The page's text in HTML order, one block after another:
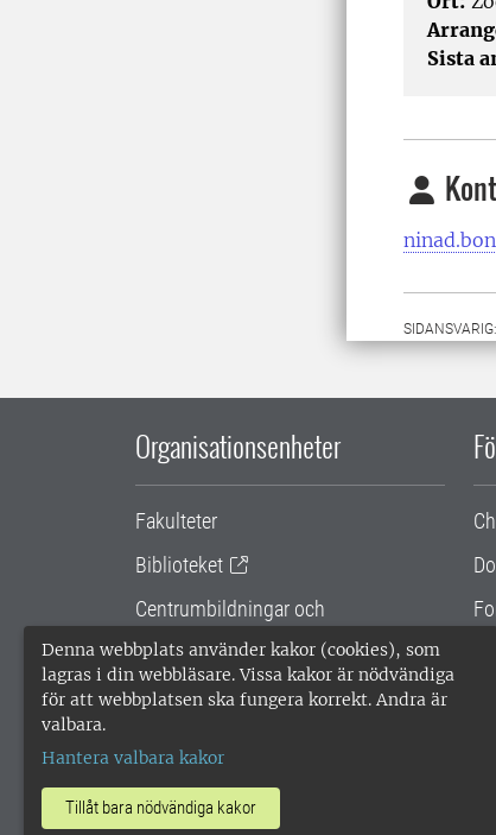
Denna webbplats använder kakor (cookies), som
lagras i din webbläsare. Vissa kakor är nödvändiga
för att webbplatsen ska fungera korrekt. Andra är
valbara.
Hantera valbara kakor
Tillåt bara nödvändiga kakor
Sista
SIDANSVARIG:
Organisationsenheter
Fakulteter
Biblioteket
Centrumbildningar och
samarbetsprojekt
Gemensamma verksamhetsstödet
SLU, Sveriges lantbruksuniversitet,